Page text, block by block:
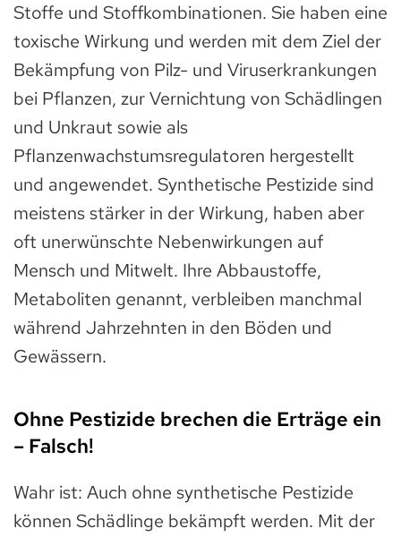
Stoffe und Stoffkombinationen. Sie haben eine
toxische Wirkung und werden mit dem Ziel der
Bekämpfung von Pilz- und Viruserkrankungen
bei Pflanzen, zur Vernichtung von Schädlingen
und Unkraut sowie als
Pflanzenwachstumsregulatoren hergestellt
und angewendet. Synthetische Pestizide sind
meistens stärker in der Wirkung, haben aber
oft unerwünschte Nebenwirkungen auf
Mensch und Mitwelt. Ihre Abbaustoffe,
Metaboliten genannt, verbleiben manchmal
während Jahrzehnten in den Böden und
Gewässern.
Ohne Pestizide brechen die Erträge ein
– Falsch!
Wahr ist: Auch ohne synthetische Pestizide
können Schädlinge bekämpft werden. Mit der